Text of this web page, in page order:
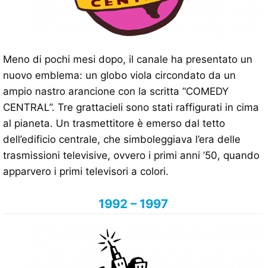
Meno di pochi mesi dopo, il canale ha presentato un
nuovo emblema: un globo viola circondato da un
ampio nastro arancione con la scritta “COMEDY
CENTRAL”. Tre grattacieli sono stati raffigurati in cima
al pianeta. Un trasmettitore è emerso dal tetto
dell’edificio centrale, che simboleggiava l’era delle
trasmissioni televisive, ovvero i primi anni ’50, quando
apparvero i primi televisori a colori.
1992 – 1997